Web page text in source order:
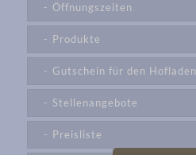
Öffnungszeiten
Produkte
Gutschein für den Hofladen
Stellenangebote
Preisliste